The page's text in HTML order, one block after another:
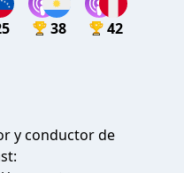
38 42
y conductor de